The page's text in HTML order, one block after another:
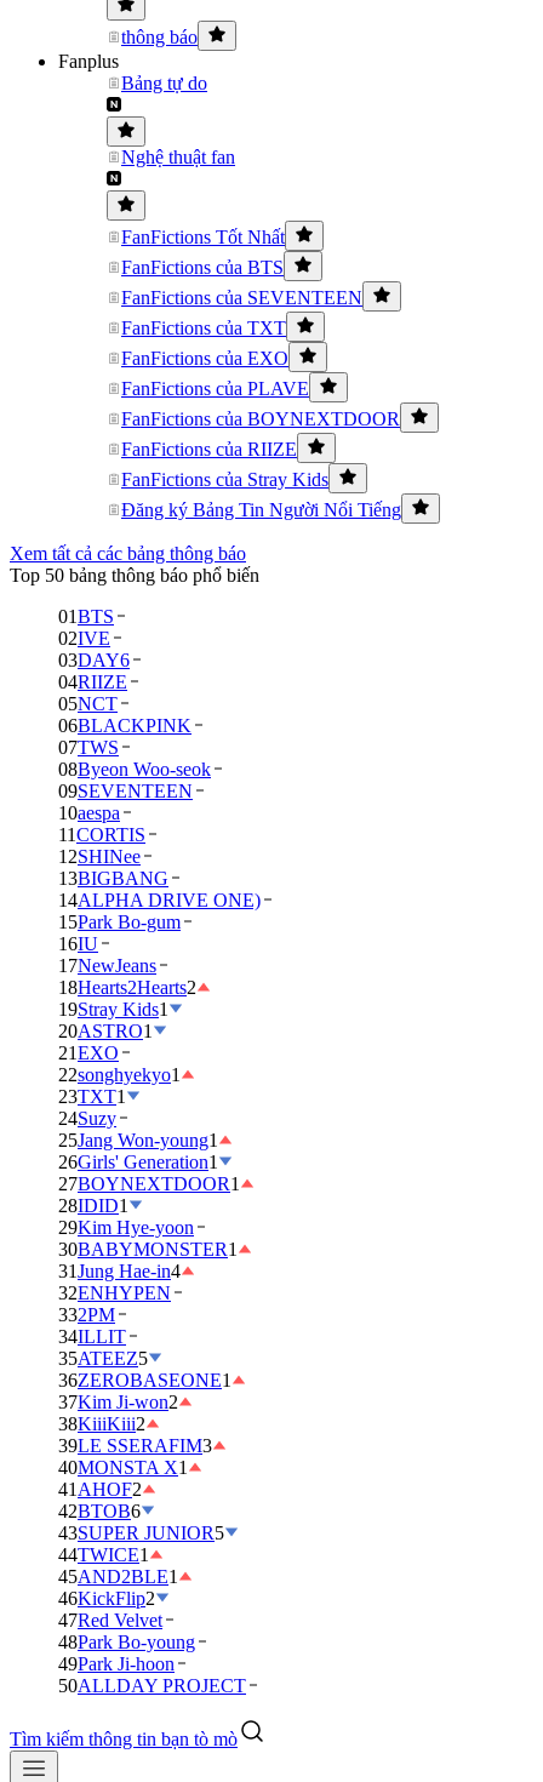
thông báo
Fanplus
Bảng tự do
Nghệ thuật fan
FanFictions Tốt Nhất
FanFictions của BTS
FanFictions của SEVENTEEN
FanFictions của TXT
FanFictions của EXO
FanFictions của PLAVE
FanFictions của BOYNEXTDOOR
FanFictions của RIIZE
FanFictions của Stray Kids
Đăng ký Bảng Tin Người Nổi Tiếng
Xem tất cả các bảng thông báo
Top 50 bảng thông báo phổ biến
01BTS
02IVE
03DAY6
04RIIZE
05NCT
06BLACKPINK
07TWS
08Byeon Woo-seok
09SEVENTEEN
10aespa
11CORTIS
12SHINee
13BIGBANG
14ALPHA DRIVE ONE)
15Park Bo-gum
16IU
17NewJeans
18Hearts2Hearts2
19Stray Kids1
20ASTRO1
21EXO
22songhyekyo1
23TXT1
24Suzy
25Jang Won-young1
26Girls' Generation1
27BOYNEXTDOOR1
28IDID1
29Kim Hye-yoon
30BABYMONSTER1
31Jung Hae-in4
32ENHYPEN
332PM
34ILLIT
35ATEEZ5
36ZEROBASEONE1
37Kim Ji-won2
38KiiiKiii2
39LE SSERAFIM3
40MONSTA X1
41 AHOF2
42BTOB6
43SUPER JUNIOR5
44TWICE1
45AND2BLE1
46KickFlip2
47Red Velvet
48Park Bo-young
49Park Ji-hoon
50ALLDAY PROJECT
Tìm kiếm thông tin bạn tò mò